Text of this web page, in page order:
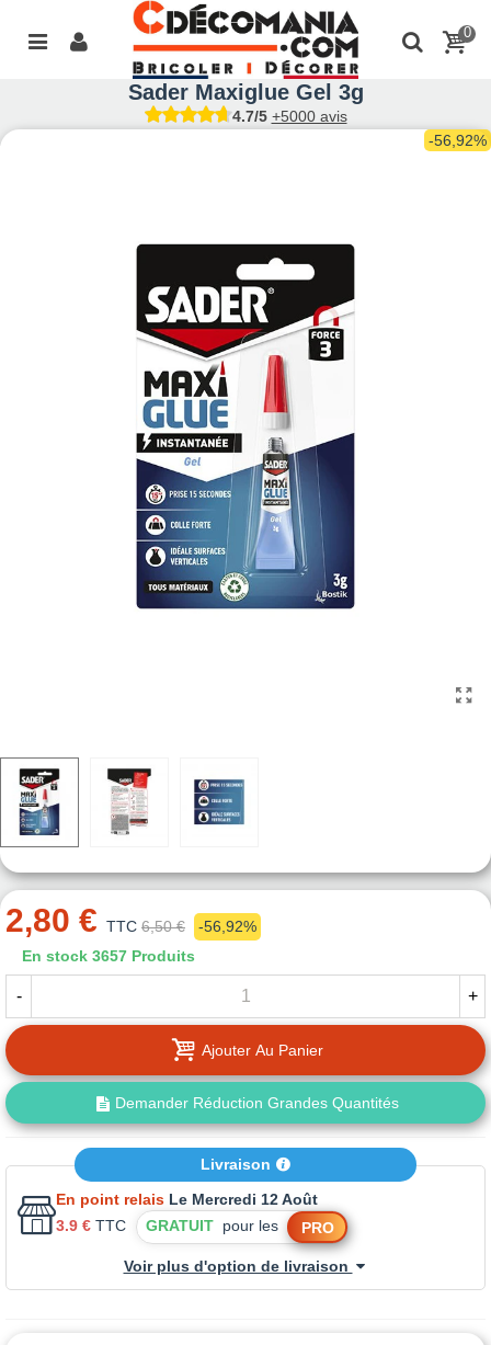
0
Sader Maxiglue Gel 3g
4.7/5 +5000 avis
-56,92%
2,80 € TTC 6,50 €
-56,92%
En stock 3657 Produits
- +
Ajouter Au Panier
Demander Réduction Grandes Quantités
Livraison
En point relais Le Mercredi 12 Août
3.9 € TTC GRATUIT pour les PRO
Voir plus d'option de livraison